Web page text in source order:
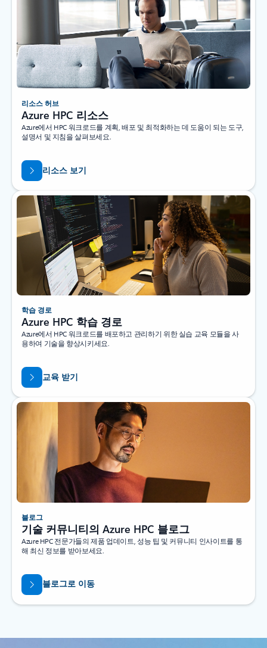
리소스 허브
Azure HPC 리소스
Azure에서 HPC 워크로드를 계획, 배포 및 최적화하는 데 도움이 되는 도구,
설명서 및 지침을 살펴보세요.
리소스 보기
학습 경로
Azure HPC 학습 경로
Azure에서 HPC 워크로드를 배포하고 관리하기 위한 실습 교육 모듈을 사
용하여 기술을 향상시키세요.
교육 받기
블로그
기술 커뮤니티의 Azure HPC 블로그
Azure HPC 전문가들의 제품 업데이트, 성능 팁 및 커뮤니티 인사이트를 통
해 최신 정보를 받아보세요.
블로그로 이동